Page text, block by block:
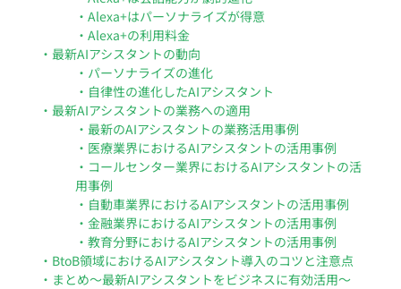
・Alexa+はパーソナライズが得意
・Alexa+の利用料金
・最新AIアシスタントの動向
・パーソナライズの進化
・自律性の進化したAIアシスタント
・最新AIアシスタントの業務への適用
・最新のAIアシスタントの業務活用事例
・医療業界におけるAIアシスタントの活用事例
・コールセンター業界におけるAIアシスタントの活
用事例
・自動車業界におけるAIアシスタントの活用事例
・金融業界におけるAIアシスタントの活用事例
・教育分野におけるAIアシスタントの活用事例
・BtoB領域におけるAIアシスタント導入のコツと注意点
・まとめ〜最新AIアシスタントをビジネスに有効活用〜